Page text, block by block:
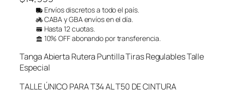
Envíos discretos a todo el país.
CABA y GBA envíos en el día.
Hasta 12 cuotas.
10% OFF abonando por transferencia.
Tanga Abierta Rutera Puntilla Tiras Regulables Talle
Especial
TALLE ÚNICO PARA T34 AL T50 DE CINTURA